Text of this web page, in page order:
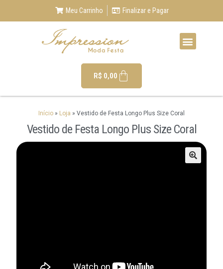
Meu Carrinho Finalizar e Pagar
R$ 0,00
Início » Loja » Vestido de Festa Longo Plus Size Coral
Vestido de Festa Longo Plus Size Coral